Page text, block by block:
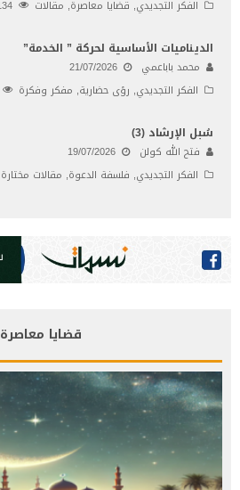
الفكر التجديدي, قضايا معاصرة, مقالات
الديناميات الأساسية لحركة ” الخدمة”
محمد باباعمي
21/07/2026
الفكر التجديدي, رؤى حضارية, مفكر وفكرة
سُبل الإرشاد (3)
فتح الله كولن
19/07/2026
الفكر التجديدي, فلسفة الدعوة, مقالات مختارة
قضايا معاصرة